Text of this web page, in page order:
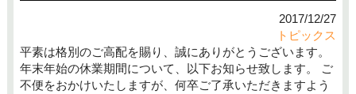
2017/12/27
トピックス
平素は格別のご高配を賜り、誠にありがとうございます。
年末年始の休業期間について、以下お知らせ致します。 ご
不便をおかけいたしますが、何卒ご了承いただきますよう